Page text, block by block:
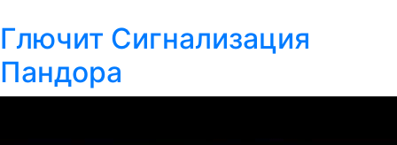
Глючит Сигнализация
Пандора